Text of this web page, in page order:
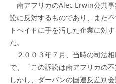
南アフリカのAlec Erwin公共
訟に反対するものであり、また
トヘイトに手を汚した企業に対
た。
２００３年７月、当時の司法
で、「この訴訟は南アフリカの
しかし、ダーバンの国連反差別